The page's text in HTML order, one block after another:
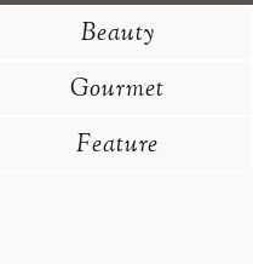
Beauty
Gourmet
Feature